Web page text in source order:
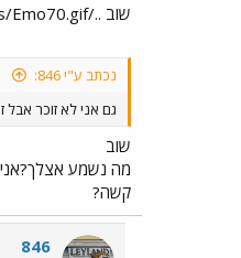
שוב ../images/Emo51.gif../images/Emo70.gif
נכתב ע"י 846:
גם אני לא זוכר אבל
שוב
מה נשמע אצלך?אני
קשה?
846